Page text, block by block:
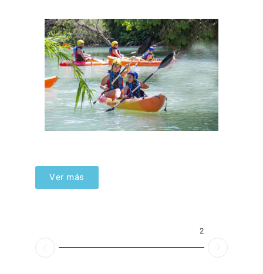
Ver más
2026